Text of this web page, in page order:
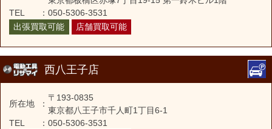
TEL
：050-5306-3531
出張買取可能
店舗買取可能
西八王子店
所在地 ：
〒193-0835
東京都八王子市千人町1丁目6-1
TEL
：050-5306-3531